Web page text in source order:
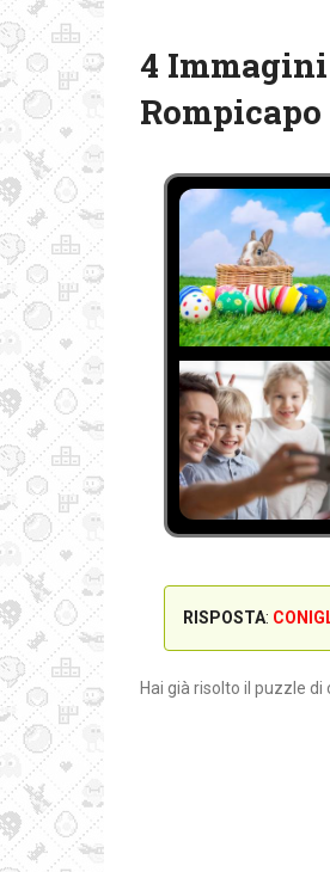
4 Immagini
RISPOSTA:
Hai già risolto il puzzle di